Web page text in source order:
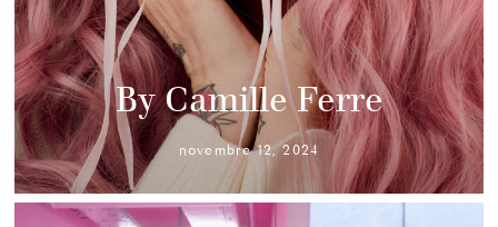
By Camille Ferre
novembre 12, 2024